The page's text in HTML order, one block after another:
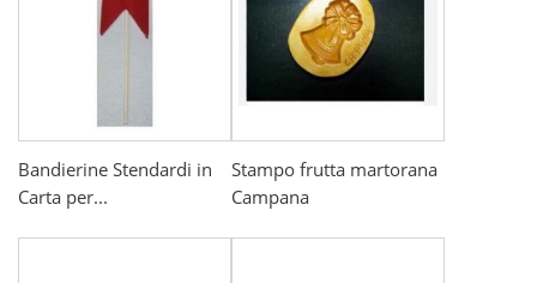
Bandierine Stendardi in
Carta per...
Stampo frutta martorana
Campana